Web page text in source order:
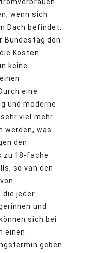
wenn sich
Dach befindet.
Bundestag den
Kosten
keine
eine
und moderne
viel mehr
werden, was
den
zu 18-fache
so van den
die jeder
und
sich bei
einen
geben